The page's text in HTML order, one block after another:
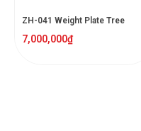
ZH-041 Weight Plate Tree
7,000,000₫